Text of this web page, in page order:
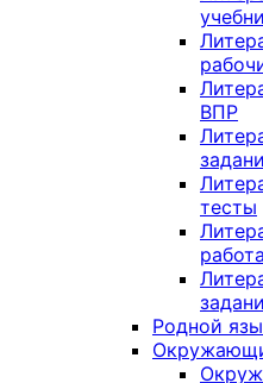
ВПР
тесты
Родной